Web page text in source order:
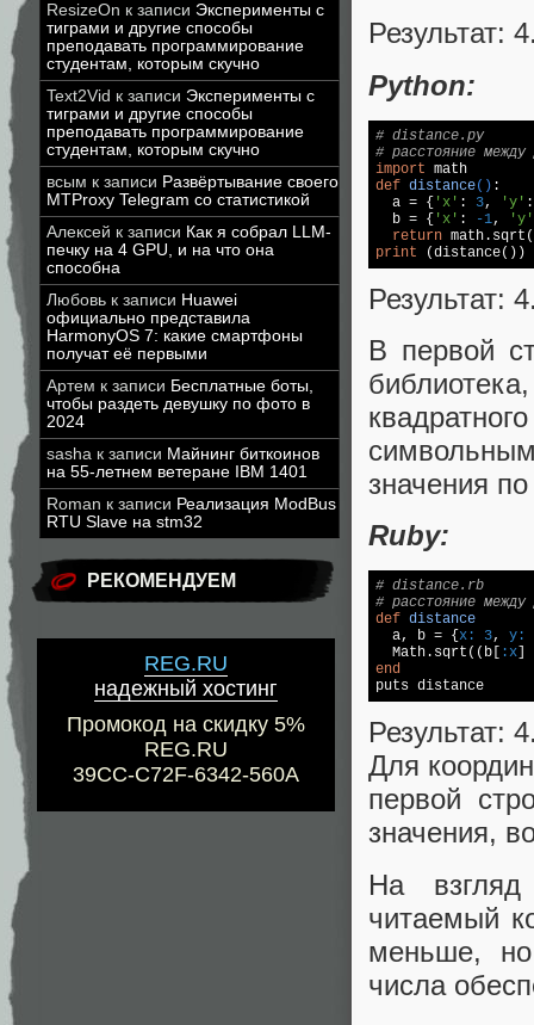
ResizeOn к записи Эксперименты с
тиграми и другие способы
преподавать программирование
студентам, которым скучно
Text2Vid к записи Эксперименты с
тиграми и другие способы
преподавать программирование
студентам, которым скучно
всым к записи Развёртывание своего
MTProxy Telegram со статистикой
Алексей к записи Как я собрал LLM-
печку на 4 GPU, и на что она
способна
Любовь к записи Huawei
официально представила
HarmonyOS 7: какие смартфоны
получат её первыми
Артем к записи Бесплатные боты,
чтобы раздеть девушку по фото в
2024
sasha к записи Майнинг биткоинов
на 55-летнем ветеране IBM 1401
Roman к записи Реализация ModBus
RTU Slave на stm32
РЕКОМЕНДУЕМ
REG.RU
надежный хостинг
Промокод на скидку 5%
REG.RU
39CC-C72F-6342-560A
Результат:
Python:
# distance.py
# расстояние между
import
def distance() :
  a = {
'x' : 3, 'y'
  b = {
'x' : -1,
'y'
return
print (distance())
Результат:
В первой
значения
Ruby:
# distance.rb
# расстояние между
def distance
a, b = { x: 3, y:
  Math.sqrt((b[
:x
end
puts distance
Результат:
Для
первой
значения,
На
читаемый
меньше, но
числа